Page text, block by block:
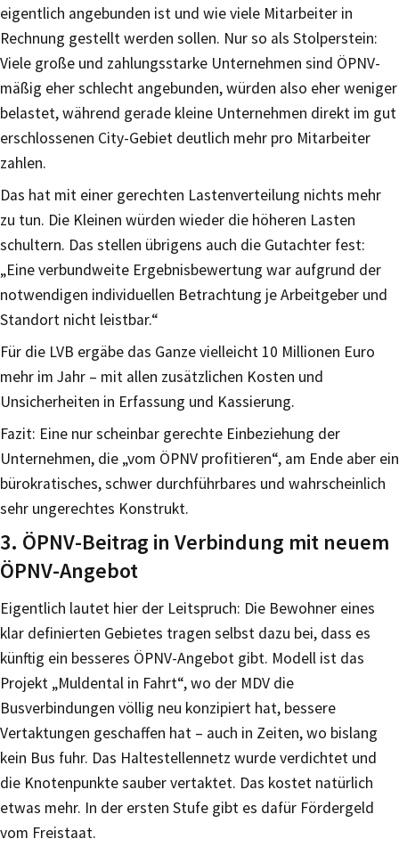
eigentlich angebunden ist und wie viele Mitarbeiter in
Rechnung gestellt werden sollen. Nur so als Stolperstein:
Viele große und zahlungsstarke Unternehmen sind ÖPNV-
mäßig eher schlecht angebunden, würden also eher weniger
belastet, während gerade kleine Unternehmen direkt im gut
erschlossenen City-Gebiet deutlich mehr pro Mitarbeiter
zahlen.
Das hat mit einer gerechten Lastenverteilung nichts mehr
zu tun. Die Kleinen würden wieder die höheren Lasten
schultern. Das stellen übrigens auch die Gutachter fest:
„Eine verbundweite Ergebnisbewertung war aufgrund der
notwendigen individuellen Betrachtung je Arbeitgeber und
Standort nicht leistbar.“
Für die LVB ergäbe das Ganze vielleicht 10 Millionen Euro
mehr im Jahr – mit allen zusätzlichen Kosten und
Unsicherheiten in Erfassung und Kassierung.
Fazit: Eine nur scheinbar gerechte Einbeziehung der
Unternehmen, die „vom ÖPNV profitieren“, am Ende aber ein
bürokratisches, schwer durchführbares und wahrscheinlich
sehr ungerechtes Konstrukt.
3. ÖPNV-Beitrag in Verbindung mit neuem
ÖPNV-Angebot
Eigentlich lautet hier der Leitspruch: Die Bewohner eines
klar definierten Gebietes tragen selbst dazu bei, dass es
künftig ein besseres ÖPNV-Angebot gibt. Modell ist das
Projekt „Muldental in Fahrt“, wo der MDV die
Busverbindungen völlig neu konzipiert hat, bessere
Vertaktungen geschaffen hat – auch in Zeiten, wo bislang
kein Bus fuhr. Das Haltestellennetz wurde verdichtet und
die Knotenpunkte sauber vertaktet. Das kostet natürlich
etwas mehr. In der ersten Stufe gibt es dafür Fördergeld
vom Freistaat.